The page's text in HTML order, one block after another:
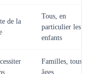
de la
Tous, en
particulier les
enfants
Familles, tous
âges